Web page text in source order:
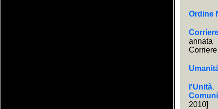
Ordine
2010]